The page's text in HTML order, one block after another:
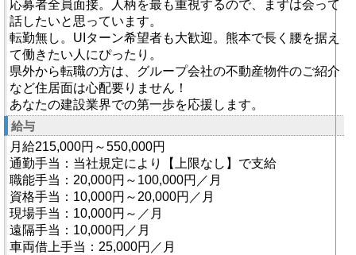
応募者全員面接。人柄を最も重視するので、まずは会って
話したいと思っています。
転勤無し。UIターン希望者も大歓迎。熊本で長く腰を据え
て働きたい人にぴったり。
県外から転職の方は、グループ会社の不動産物件のご紹介
など住居面は心配要りません！
あなたの建設業界での第一歩を応援します。
給与
月給215,000円～550,000円
通勤手当：当社規定により【上限なし】で支給
職能手当：20,000円～100,000円／月
資格手当：10,000円～20,000円／月
現場手当：10,000円～／月
遠隔手当：10,000円／月
車両借上手当：25,000円／月